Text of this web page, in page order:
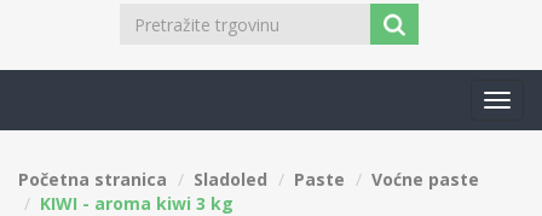
Početna stranica Sladoled Paste
Voćne paste
KIWI - aroma kiwi 3 kg